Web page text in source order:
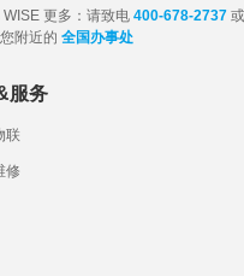
修
联
服务
WISE 更多：请致电 400-678-2737 或
附近的 全国办事处